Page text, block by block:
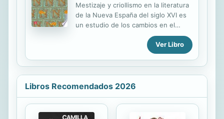
Mestizaje y criollismo en la literatura
de la Nueva España del siglo XVI es
un estudio de los cambios en el
idioma y la literatura castellana y
náhuatl a causa del proceso de
expansión hispánica en el Anáhuac.
Según el autor, los cambios en el
hombre de esa época conllevan
implícitamente a cambios no sólo de
por la transculturación
(consecuencia directa del contacto
Ver Libro
Libros Recomendados 2026